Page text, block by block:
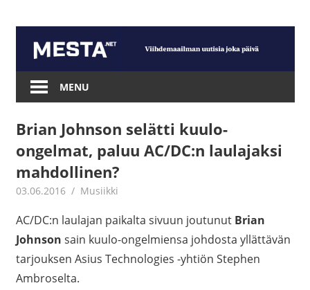
content
Mesta.net
MENU
Brian Johnson selätti kuulo-
ongelmat, paluu AC/DC:n laulajaksi
mahdollinen?
03.06.2016 mestanet
Musiikki
AC/DC:n laulajan paikalta sivuun joutunut Brian
Johnson sain kuulo-ongelmiensa johdosta yllättävän
tarjouksen Asius Technologies -yhtiön Stephen
Ambroselta.